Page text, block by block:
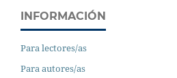
INFORMACIÓN
Para lectores/as
Para autores/as